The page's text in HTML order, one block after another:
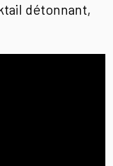
détonnant,